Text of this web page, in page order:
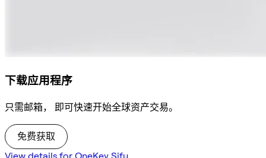
下载应用程序
只需邮箱， 即可快速开始全球资产交易。
免费获取
View details for OneKey Sifu